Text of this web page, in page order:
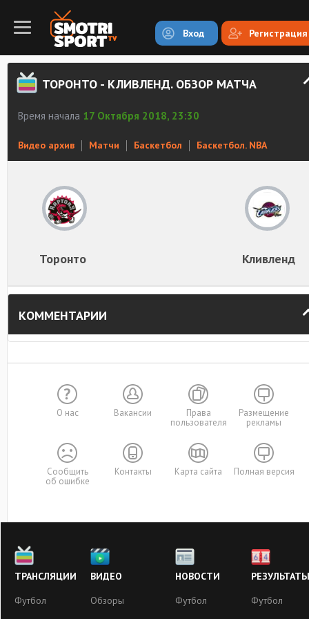
Вход Регистрация
ТОРОНТО - КЛИВЛЕНД. ОБЗОР МАТЧА
Время начала 17 Октября 2018, 23:30
Видео архив Матчи Баскетбол Баскетбол. NBA
Торонто Кливленд
КОММЕНТАРИИ
О нас Вакансии
Права
пользователя
Размещение
рекламы
Сообщить
об ошибке
Контакты Карта сайта Полная версия
ТРАНСЛЯЦИИ
Футбол
ВИДЕО
Обзоры
НОВОСТИ
Футбол
РЕЗУЛЬТАТЫ
Футбол